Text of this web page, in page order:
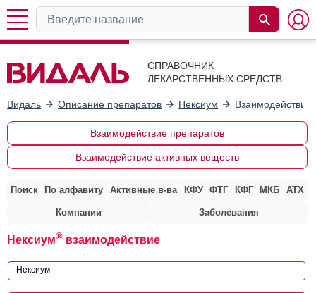
СПРАВОЧНИК
ЛЕКАРСТВЕННЫХ СРЕДСТВ
Видаль Описание препаратов Нексиум
Взаимодействие препаратов
Взаимодействие активных веществ
Поиск По алфавиту Активные в-ва КФУ ФТГ КФГ МКБ АТХ
Компании Заболевания
Нексиум® взаимодействие